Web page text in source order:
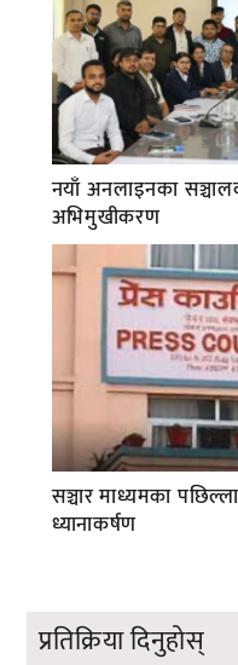
नयाँ अनलाइनका
अभिमुखीकरण
सञ्चार माध्यमका
ध्यानाकर्षण
प्रतिक्रिया दिनुहोस्